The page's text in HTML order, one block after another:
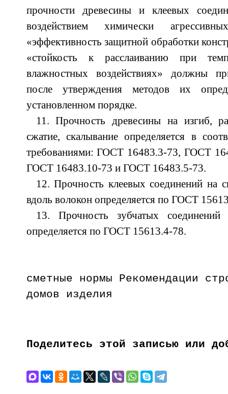
прочности древесины и клеевых
воздействием химически
«эффективность защитной обработки
«стойкость к расслаиванию при
влажностных воздействиях» должны
после утверждения методов их
установленном порядке.
11. Прочность древесины на изгиб,
сжатие, скалывание определяется в
требованиями: ГОСТ 16483.3-73, ГОСТ
ГОСТ 16483.10-73 и ГОСТ 16483.5-73.
12. Прочность клеевых соединений на
вдоль волокон определяется по ГОСТ
13. Прочность зубчатых соединений
определяется по ГОСТ 15613.4-78.
сметные нормы Рекомендации
домов изделия
Поделитесь этой записью или